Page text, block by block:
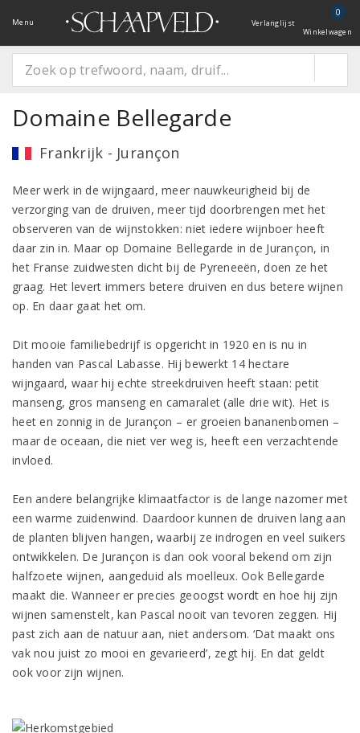
Menu Verlanglijst
0
Winkelwagen
Domaine Bellegarde
Frankrijk - Jurançon
Meer werk in de wijngaard, meer nauwkeurigheid bij de
verzorging van de druiven, meer tijd doorbrengen met het
observeren van de wijnstokken: niet iedere wijnboer heeft
daar zin in. Maar op Domaine Bellegarde in de Jurançon, in
het Franse zuidwesten dicht bij de Pyreneeën, doen ze het
graag. Het levert immers betere druiven en dus betere wijnen
op. En daar gaat het om.
Dit mooie familiebedrijf is opgericht in 1920 en is nu in
handen van Pascal Labasse. Hij bewerkt 14 hectare
wijngaard, waar hij echte streekdruiven heeft staan: petit
manseng, gros manseng en camaralet (alle drie wit). Het is
heet en zonnig in de Jurançon – er groeien bananenbomen –
maar de oceaan, die niet ver weg is, heeft een verzachtende
invloed.
Een andere belangrijke klimaatfactor is de lange nazomer met
een warme zuidenwind. Daardoor kunnen de druiven lang aan
de planten blijven hangen, waarbij ze indrogen en veel suikers
ontwikkelen. De Jurançon is dan ook vooral bekend om zijn
halfzoete wijnen, aangeduid als moelleux. Ook Bellegarde
maakt die. Wanneer er precies geoogst wordt en hoe hij zijn
wijnen samenstelt, kan Pascal nooit van tevoren zeggen. Hij
past zich aan de natuur aan, niet andersom. ‘Dat maakt ons
vak nou juist zo mooi en gevarieerd’, zegt hij. En dat geldt
ook voor zijn wijnen.